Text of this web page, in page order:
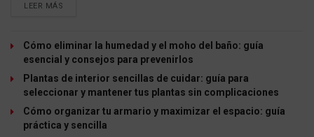
LEER MÁS
Cómo eliminar la humedad y el moho del baño: guía
esencial y consejos para prevenirlos
Plantas de interior sencillas de cuidar: guía para
seleccionar y mantener tus plantas sin complicaciones
Cómo organizar tu armario y maximizar el espacio: guía
práctica y sencilla